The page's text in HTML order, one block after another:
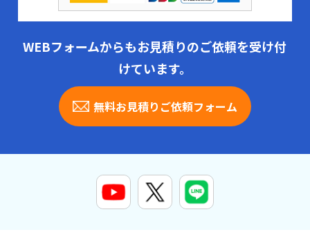
WEBフォームからもお見積りのご依頼を受け付
けています。
無料お見積りご依頼フォーム